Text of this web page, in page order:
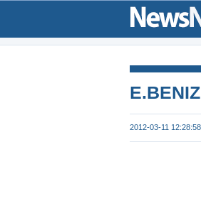
2012-03-11 12:28:58